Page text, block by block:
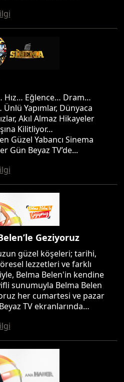
Hız… Eğlence… Dram…
Yapımlar, Dünyaca
Akıl Almaz Hikayeler
Kilitliyor…
Güzel Yabancı Sinema
Gün Beyaz TV’de...
Geziyoruz
güzel köşeleri; tarihi,
lezzetleri ve farklı
Belma Belen'in kendine
sunumuyla Belma Belen
her cumartesi ve pazar
TV ekranlarında…